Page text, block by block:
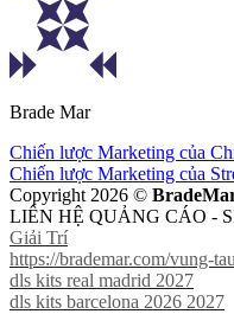
Brade Mar
Chiến lược Marketing của
Chiến lược Marketing của
Copyright 2026 ©
LIÊN HỆ QUẢNG CÁO -
Giải Trí
https://brademar.com/vung-
dls kits real madrid 2027
dls kits barcelona 2026 2027